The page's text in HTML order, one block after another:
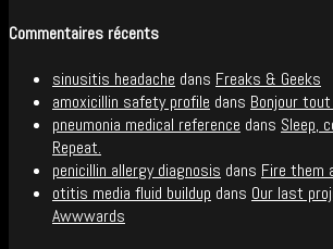
Commentaires récents
sinusitis headache dans Freaks & Geeks
amoxicillin safety profile dans Bonjour
pneumonia medical reference dans Sleep,
Repeat.
penicillin allergy diagnosis dans Fire them
otitis media fluid buildup dans Our last
Awwwards